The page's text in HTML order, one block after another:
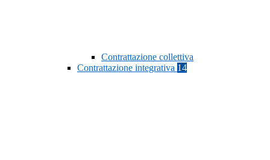
Contrattazione collettiva
Contrattazione integrativa 14